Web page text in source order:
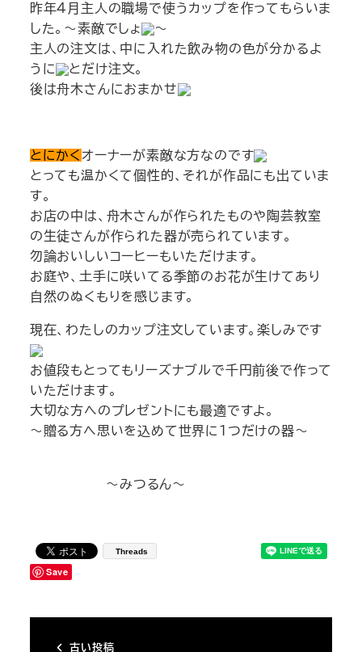
昨年４月主人の職場で使うカップを作ってもらいま
した。～素敵でしょ
～
主人の注文は、中に入れた飲み物の色が分かるよ
うに
とだけ注文。
後は舟木さんにおまかせ
とにかく オーナーが素敵な方なのです
とっても温かくて個性的、それが作品にも出ていま
す。
お店の中は、舟木さんが作られたものや陶芸教室
の生徒さんが作られた器が売られています。
勿論おいしいコーヒーもいただけます。
お庭や、土手に咲いてる季節のお花が生けてあり
自然のぬくもりを感じます。
現在、わたしのカップ注文しています。楽しみです
お値段もとってもリーズナブルで千円前後で作って
いただけます。
大切な方へのプレゼントにも最適ですよ。
～贈る方へ思いを込めて世界に１つだけの器～
～みつるん～
Threads
Save
古い投稿